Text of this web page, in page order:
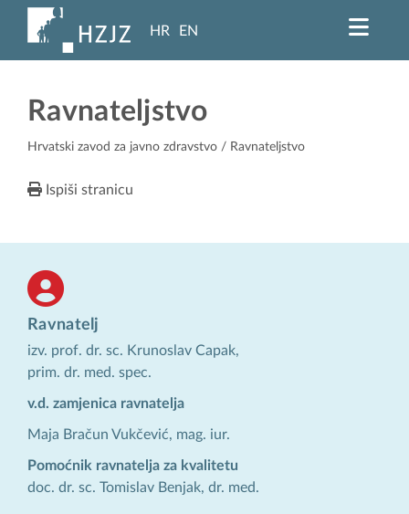
HR EN
Ravnateljstvo
Hrvatski zavod za javno zdravstvo / Ravnateljstvo
Ispiši stranicu
Ravnatelj
izv. prof. dr. sc. Krunoslav Capak,
prim. dr. med. spec.
v.d. zamjenica ravnatelja
Maja Bračun Vukčević, mag. iur.
Pomoćnik ravnatelja za kvalitetu
doc. dr. sc. Tomislav Benjak, dr. med.